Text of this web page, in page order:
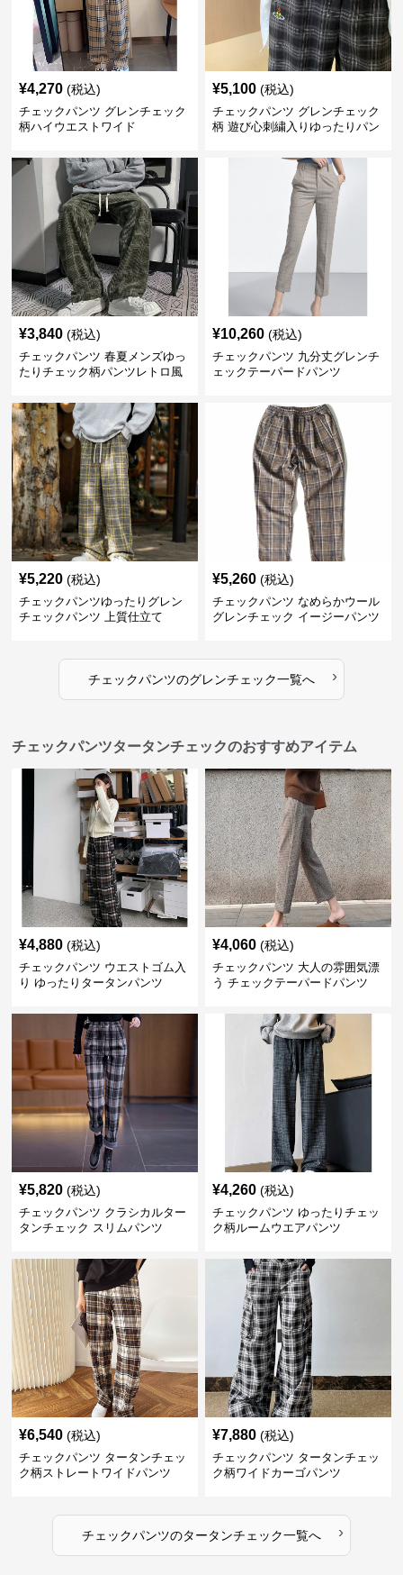
¥4,270 (税込)
チェックパンツ グレンチェック
柄ハイウエストワイド
¥5,100 (税込)
チェックパンツ グレンチェック
柄 遊び心刺繍入りゆったりパン
¥3,840 (税込)
チェックパンツ 春夏メンズゆっ
たりチェック柄パンツレトロ風
¥10,260 (税込)
チェックパンツ 九分丈グレンチ
ェックテーパードパンツ
¥5,220 (税込)
チェックパンツゆったりグレン
チェックパンツ 上質仕立て
¥5,260 (税込)
チェックパンツ なめらかウール
グレンチェック イージーパンツ
チェックパンツのグレンチェック一覧へ ›
チェックパンツタータンチェックのおすすめアイテム
¥4,880 (税込)
チェックパンツ ウエストゴム入
り ゆったりタータンパンツ
¥4,060 (税込)
チェックパンツ 大人の雰囲気漂
う チェックテーパードパンツ
¥5,820 (税込)
チェックパンツ クラシカルター
タンチェック スリムパンツ
¥4,260 (税込)
チェックパンツ ゆったりチェッ
ク柄ルームウエアパンツ
¥6,540 (税込)
チェックパンツ タータンチェッ
ク柄ストレートワイドパンツ
¥7,880 (税込)
チェックパンツ タータンチェッ
ク柄ワイドカーゴパンツ
チェックパンツのタータンチェック一覧へ ›